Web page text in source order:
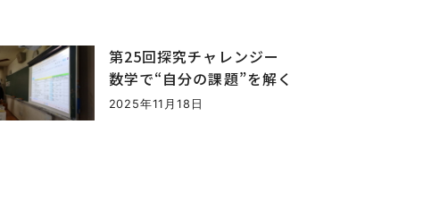
第25回探究チャレンジー
数学で“自分の課題”を解く
2025年11月18日